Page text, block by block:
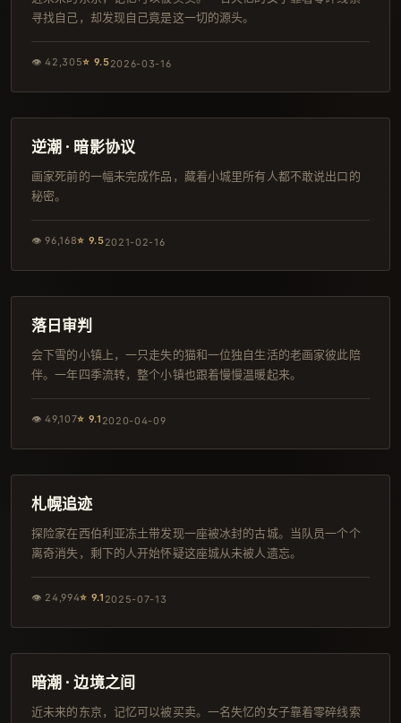
寻找自己，却发现自己竟是这一切的源头。
👁42,305⭐ 9.52026-03-16
日本
逆潮 · 暗影协议
画家死前的一幅未完成作品，藏着小城里所有人都不敢说出口的
秘密。
👁96,168⭐ 9.52021-02-16
热播
落日审判
会下雪的小镇上，一只走失的猫和一位独自生活的老画家彼此陪
伴。一年四季流转，整个小镇也跟着慢慢温暖起来。
👁49,107⭐ 9.1 2020-04-09
杜比
札幌追迹
探险家在西伯利亚冻土带发现一座被冰封的古城。当队员一个个
离奇消失，剩下的人开始怀疑这座城从未被人遗忘。
👁 24,994⭐ 9.1 2025-07-13
独播
暗潮 · 边境之间
近未来的东京，记忆可以被买卖。一名失忆的女子靠着零碎线索